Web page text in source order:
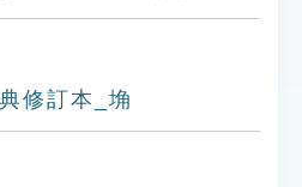
修訂本_埆